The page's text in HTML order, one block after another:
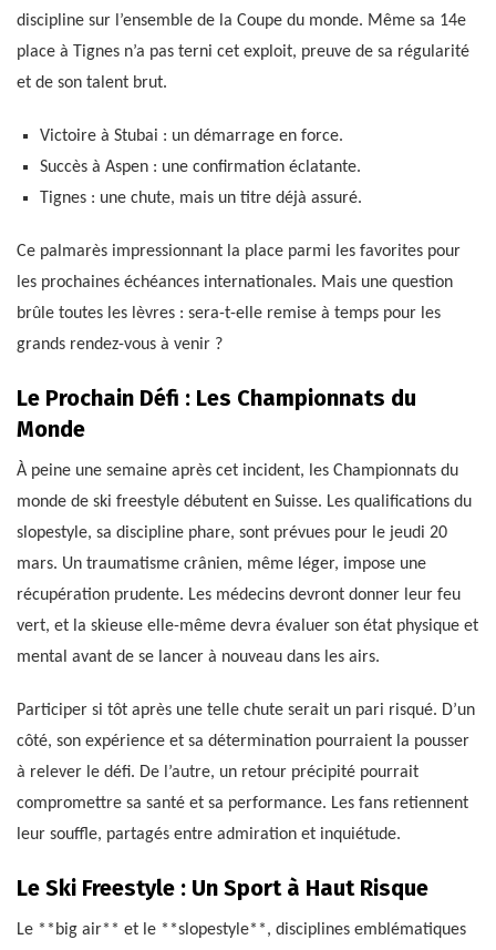
discipline sur l’ensemble de la Coupe du monde. Même sa 14e
place à Tignes n’a pas terni cet exploit, preuve de sa régularité
et de son talent brut.
Victoire à Stubai : un démarrage en force.
Succès à Aspen : une confirmation éclatante.
Tignes : une chute, mais un titre déjà assuré.
Ce palmarès impressionnant la place parmi les favorites pour
les prochaines échéances internationales. Mais une question
brûle toutes les lèvres : sera-t-elle remise à temps pour les
grands rendez-vous à venir ?
Le Prochain Défi : Les Championnats du
Monde
À peine une semaine après cet incident, les Championnats du
monde de ski freestyle débutent en Suisse. Les qualifications du
slopestyle, sa discipline phare, sont prévues pour le jeudi 20
mars. Un traumatisme crânien, même léger, impose une
récupération prudente. Les médecins devront donner leur feu
vert, et la skieuse elle-même devra évaluer son état physique et
mental avant de se lancer à nouveau dans les airs.
Participer si tôt après une telle chute serait un pari risqué. D’un
côté, son expérience et sa détermination pourraient la pousser
à relever le défi. De l’autre, un retour précipité pourrait
compromettre sa santé et sa performance. Les fans retiennent
leur souffle, partagés entre admiration et inquiétude.
Le Ski Freestyle : Un Sport à Haut Risque
Le **big air** et le **slopestyle**, disciplines emblématiques